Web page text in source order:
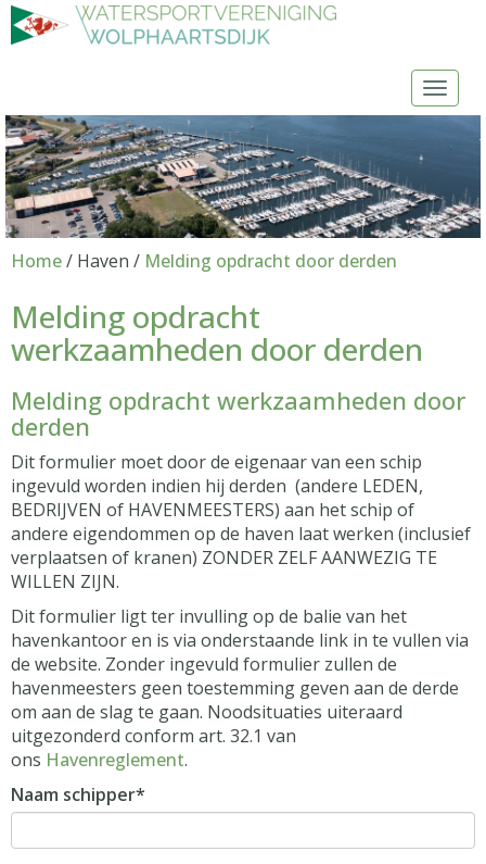
Home/ Haven / Melding opdracht door derden
Melding opdracht
werkzaamheden door derden
Melding opdracht werkzaamheden door
derden
Dit formulier moet door de eigenaar van een schip
ingevuld worden indien hij derden (andere LEDEN,
BEDRIJVEN of HAVENMEESTERS) aan het schip of
andere eigendommen op de haven laat werken (inclusief
verplaatsen of kranen) ZONDER ZELF AANWEZIG TE
WILLEN ZIJN.
Dit formulier ligt ter invulling op de balie van het
havenkantoor en is via onderstaande link in te vullen via
de website. Zonder ingevuld formulier zullen de
havenmeesters geen toestemming geven aan de derde
om aan de slag te gaan. Noodsituaties uiteraard
uitgezonderd conform art. 32.1 van
ons Havenreglement.
Naam schipper*